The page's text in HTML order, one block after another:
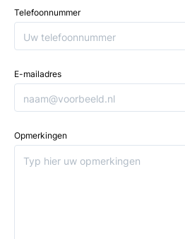
Telefoonnummer
E-mailadres
Opmerkingen